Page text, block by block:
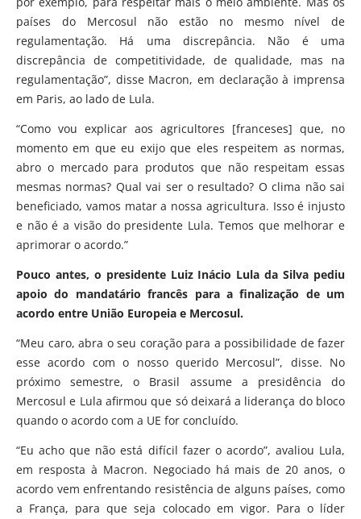
países do Mercosul não estão no mesmo nível de
regulamentação. Há uma discrepância. Não é uma
discrepância de competitividade, de qualidade, mas na
regulamentação”, disse Macron, em declaração à imprensa
em Paris, ao lado de Lula.
“Como vou explicar aos agricultores [franceses] que, no
momento em que eu exijo que eles respeitem as normas,
abro o mercado para produtos que não respeitam essas
mesmas normas? Qual vai ser o resultado? O clima não sai
beneficiado, vamos matar a nossa agricultura. Isso é injusto
e não é a visão do presidente Lula. Temos que melhorar e
aprimorar o acordo.”
Pouco antes, o presidente Luiz Inácio Lula da Silva pediu
apoio do mandatário francês para a finalização de um
acordo entre União Europeia e Mercosul.
“Meu caro, abra o seu coração para a possibilidade de fazer
esse acordo com o nosso querido Mercosul”, disse. No
próximo semestre, o Brasil assume a presidência do
Mercosul e Lula afirmou que só deixará a liderança do bloco
quando o acordo com a UE for concluído.
“Eu acho que não está difícil fazer o acordo”, avaliou Lula,
em resposta à Macron. Negociado há mais de 20 anos, o
acordo vem enfrentando resistência de alguns países, como
a França, para que seja colocado em vigor. Para o líder